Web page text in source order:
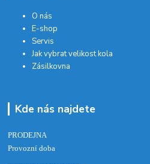
O nás
E-shop
Servis
Jak vybrat velikost kola
Zásilkovna
Kde nás najdete
PRODEJNA
Provozní doba